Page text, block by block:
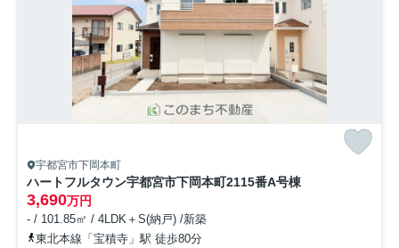
宇都宮市下岡本町
ハートフルタウン宇都宮市下岡本町2115番A号棟
3,690万円
- / 101.85㎡ / 4LDK＋S(納戸) /新築
東北本線「宝積寺」駅 徒歩80分